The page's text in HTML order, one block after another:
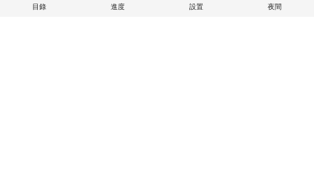
目錄 進度 設置 夜間